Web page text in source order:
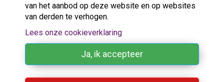
van het aanbod op deze website en op websites
van derden te verhogen.
Lees onze cookieverklaring
Ja, ik accepteer
Op 5 minuten van grotere ...